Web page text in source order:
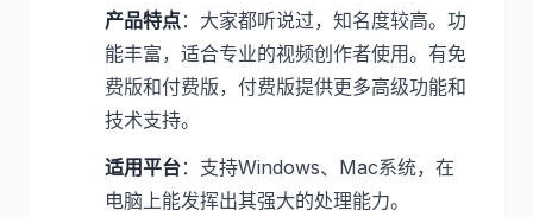
产品特点：大家都听说过，知名度较高。功
能丰富，适合专业的视频创作者使用。有免
费版和付费版，付费版提供更多高级功能和
技术支持。
适用平台：支持Windows、Mac系统，在
电脑上能发挥出其强大的处理能力。